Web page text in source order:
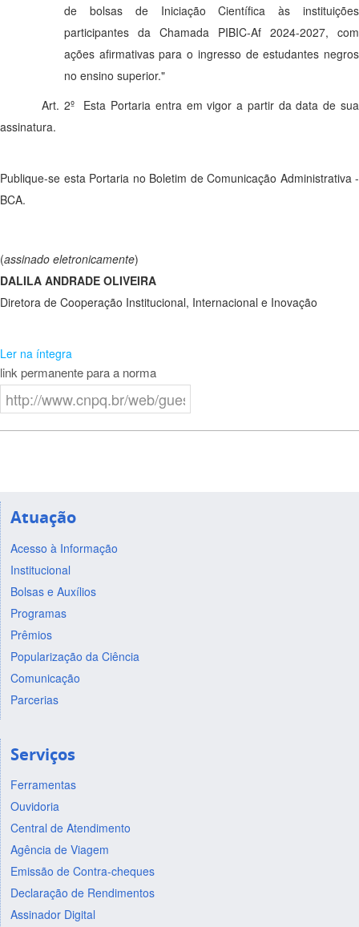
de bolsas de Iniciação Científica às instituições
participantes da Chamada PIBIC-Af 2024-2027, com
ações afirmativas para o ingresso de estudantes negros
no ensino superior."
Art. 2º Esta Portaria entra em vigor a partir da data de sua
assinatura.
Publique-se esta Portaria no Boletim de Comunicação Administrativa -
BCA.
(assinado eletronicamente)
DALILA ANDRADE OLIVEIRA
Diretora de Cooperação Institucional, Internacional e Inovação
Ler na íntegra
link permanente para a norma
Atuação
Acesso à Informação
Institucional
Bolsas e Auxílios
Programas
Prêmios
Popularização da Ciência
Comunicação
Parcerias
Serviços
Ferramentas
Ouvidoria
Central de Atendimento
Agência de Viagem
Emissão de Contra-cheques
Declaração de Rendimentos
Assinador Digital